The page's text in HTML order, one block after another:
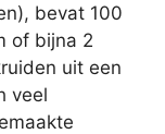
bevat 100
of bijna 2
uit een
veel